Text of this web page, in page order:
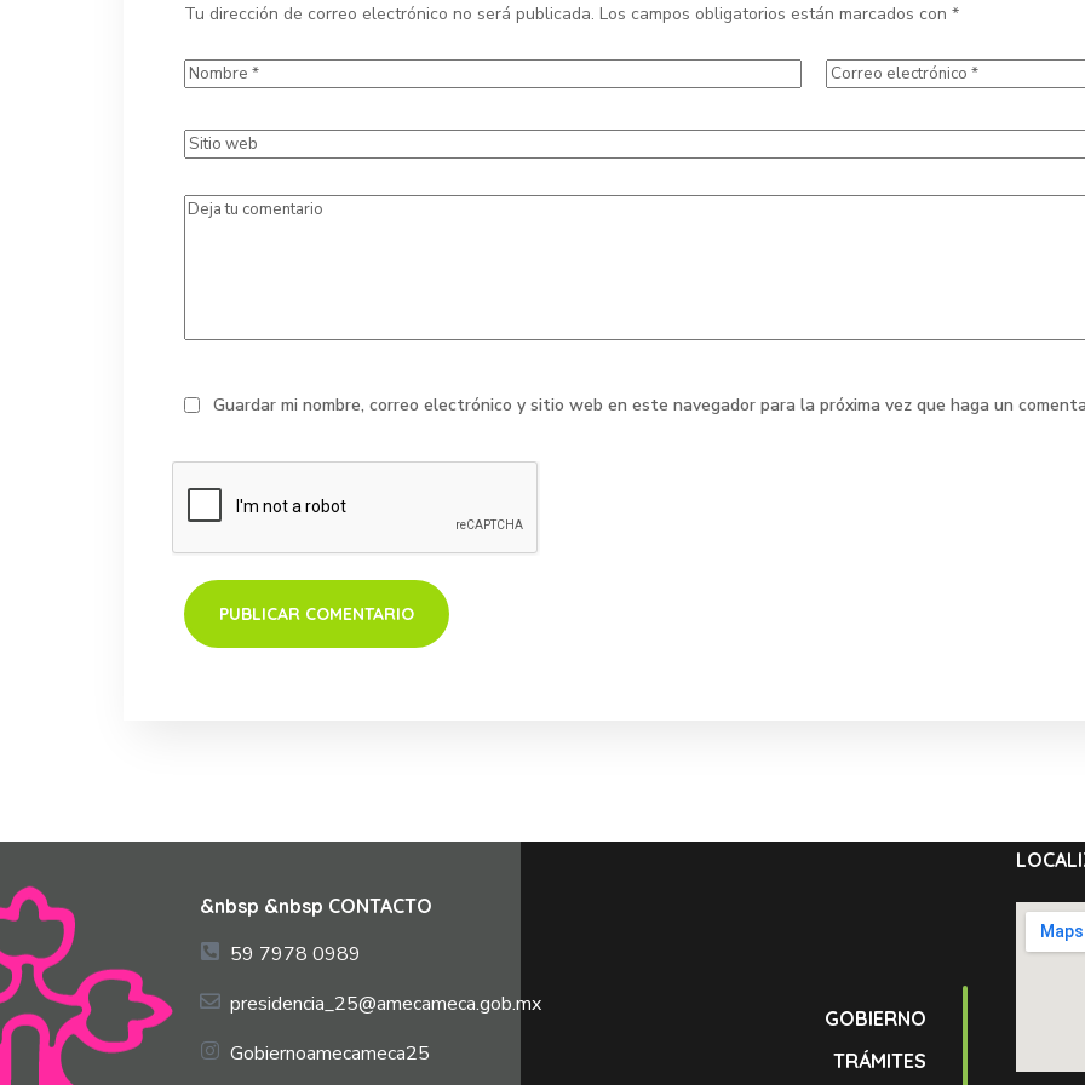
Tu dirección de correo electrónico no será publicada. Los campos obligatorios están marcados con *
Guardar mi nombre, correo electrónico y sitio web en este navegador para la próxima vez que haga un
&nbsp &nbsp CONTACTO
59 7978 0989
presidencia_25@amecameca.gob.mx
Gobiernoamecameca25
GOBIERNO
TRÁMITES